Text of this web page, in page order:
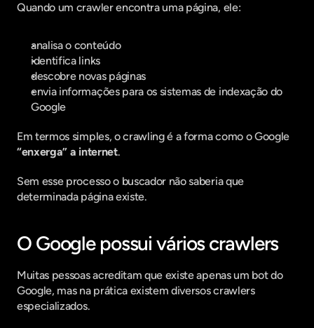
Quando um crawler encontra uma página, ele:
analisa o conteúdo
identifica links
descobre novas páginas
envia informações para os sistemas de indexação do
Google
“enxerga” a internet.
Sem esse processo o buscador não saberia que
determinada página existe.
O Google possui vários crawlers
Muitas pessoas acreditam que existe apenas um bot do
Google, mas na prática existem diversos crawlers
especializados.